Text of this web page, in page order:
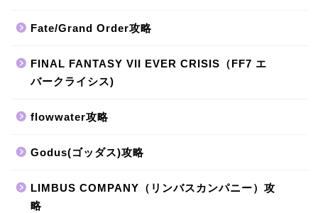
Fate/Grand Order攻略
FINAL FANTASY VII EVER CRISIS（FF7 エ
バークライシス)
flowwater攻略
Godus(ゴッダス)攻略
LIMBUS COMPANY（リンバスカンパニー）攻
略